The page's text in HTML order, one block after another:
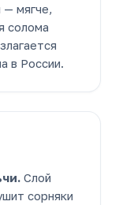
— мягче,
солома
в России.
Слой
сорняки